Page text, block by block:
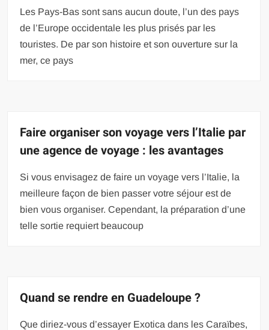
Les Pays-Bas sont sans aucun doute, l’un des pays
de l’Europe occidentale les plus prisés par les
touristes. De par son histoire et son ouverture sur la
mer, ce pays
Faire organiser son voyage vers l’Italie par
une agence de voyage : les avantages
Si vous envisagez de faire un voyage vers l’Italie, la
meilleure façon de bien passer votre séjour est de
bien vous organiser. Cependant, la préparation d’une
telle sortie requiert beaucoup
Quand se rendre en Guadeloupe ?
Que diriez-vous d’essayer Exotica dans les Caraïbes,